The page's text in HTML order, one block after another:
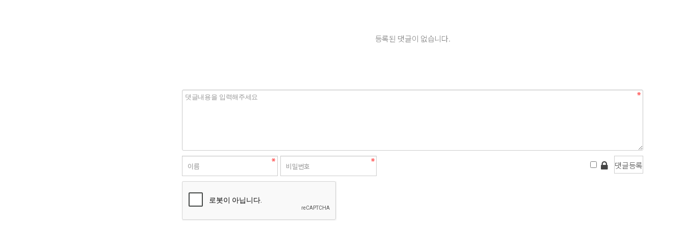
등록된 댓글이 없습니다.